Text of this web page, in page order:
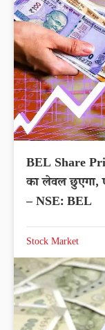
BEL Share
का लेवल छुएगा,
– NSE: BEL
Stock Market